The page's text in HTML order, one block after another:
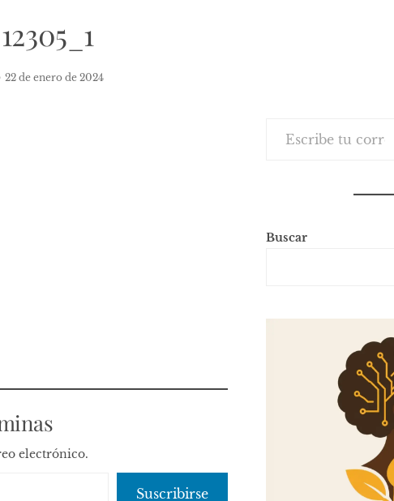
12305_1
22 de enero de 2024
electrónico.
Suscribirse
Buscar